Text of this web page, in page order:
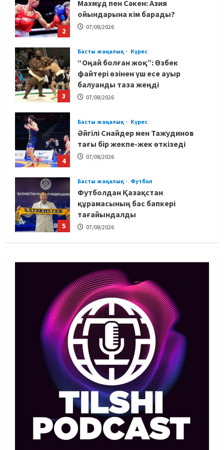
2
Махмұд пен Сәкен: Азия
ойындарына кім барады?
07/08/2026
3
Басты жаңалық Күрес
“Оңай болған жоқ”: Өзбек
файтері өзінен үш есе ауыр
балуанды таза жеңді
07/08/2026
4
Басты жаңалық Күрес
Әйгілі Снайдер мен Тажудинов
тағы бір жекпе-жек өткізеді
07/08/2026
5
Басты жаңалық Футбол
Футболдан Қазақстан
құрамасының бас бапкері
тағайындалды
07/08/2026
1
менеджері Арман Әшімов жайлы
жағымсыз оқиғаны айтты
07/08/2026
2
Басты жаңалық Бокс
Махмұд пен Сәкен: Азия
ойындарына кім барады?
07/08/2026
3
Басты жаңалық Күрес
“Оңай болған жоқ”: Өзбек
файтері өзінен үш есе ауыр
балуанды таза жеңді
07/08/2026